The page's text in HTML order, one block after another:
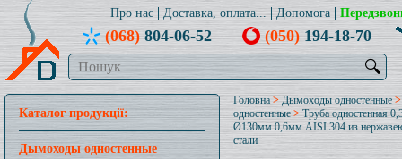
Про нас Доставка, оплата... Допомога
(068)804-06-52 (050)194-18-70
🔍
Каталог продукції:
Дымоходы одностенные
Головна > Дымоходы одностенные
одностенные >Труба одностенная
Ø130мм 0,6мм AISI 304 из
стали